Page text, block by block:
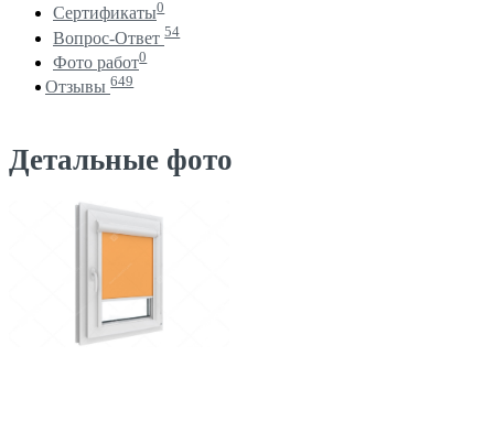
Сертификаты0
Вопрос-Ответ 54
Фото работ0
Отзывы 649
Детальные фото